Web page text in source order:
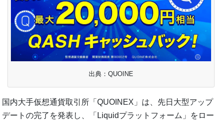
出典：QUOINE
国内大手仮想通貨取引所「QUOINEX」は、先日大型アップ
デートの完了を発表し、「Liquidプラットフォーム」をロー